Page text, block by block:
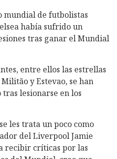
mundial de futbolistas
había sufrido un
tras ganar el Mundial
entre ellos las estrellas
y Estevao, se han
lesionarse en los
les trata un poco como
del Liverpool Jamie
recibir críticas por las